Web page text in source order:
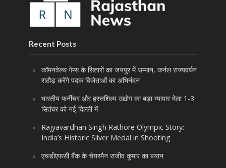
Recent Posts
कॉमनवेल्थ गेम्स के सितारों का जयपुर में सम्मान, कर्नल राज्यवर्धन
राठौड़ करेंगे पदक विजेताओं का अभिनंदन
भारतीय फर्नीचर और हस्तशिल्प उद्योग का बड़ा व्यापार मेला 1-3
सितंबर को नई दिल्ली में
Rajyavardhan Singh Rathore Olympic Story:
India’s Historic Silver Medal in Shooting
एचडीएफसी बैंक के चेयरमैन राजीव कुमार का बयान